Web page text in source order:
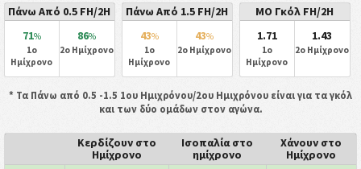
Πάνω Από 0.5 FH/2H
71%
1ο
Ημίχρονο
86%
2ο Ημίχρονο
Πάνω Από 1.5 FH/2H
43%
1ο
Ημίχρονο
43%
2ο Ημίχρονο
ΜΟ Γκόλ FH/2H
1.71
1ο
Ημίχρονο
1.43
2ο Ημίχρονο
* Τα Πάνω από 0.5 -1.5 1ου Ημιχρόνου/2ου Ημιχρόνου είναι για τα γκόλ
και των δύο ομάδων στον αγώνα.
Κερδίζουν στο
Ημίχρονο
Ισοπαλία στο
ημίχρονο
Χάνουν στο
Ημίχρονο